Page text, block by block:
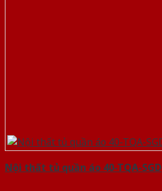
Nội thất tủ quần áo 40-TQA-SGD